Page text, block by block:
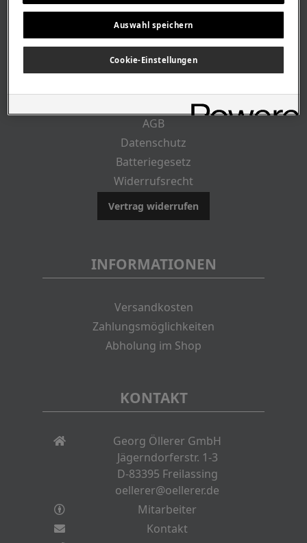
Geschichte
RECHTLICHES
AGB
Datenschutz
Batteriegesetz
Widerrufsrecht
Vertrag widerrufen
INFORMATIONEN
Versandkosten
Zahlungsmöglichkeiten
Abholung im Shop
KONTAKT
Georg Öllerer GmbH
Jägerndorferstr. 1-3
D-83395 Freilassing
oellerer@oellerer.de
Mitarbeiter
Kontakt
Auswahl speichern
Cookie-Einstellungen